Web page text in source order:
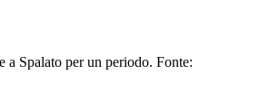
a Spalato per un periodo. Fonte: